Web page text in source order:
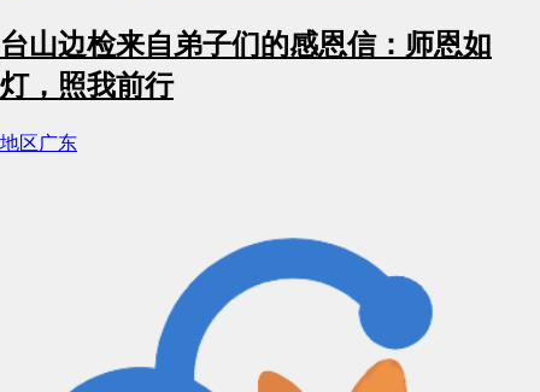
台山边检来自弟子们的感恩信：师恩如
灯，照我前行
地区广东